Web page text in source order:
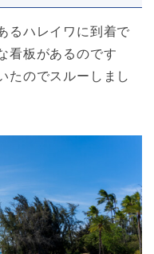
るハレイワに到着で
看板があるのです
たのでスルーしまし